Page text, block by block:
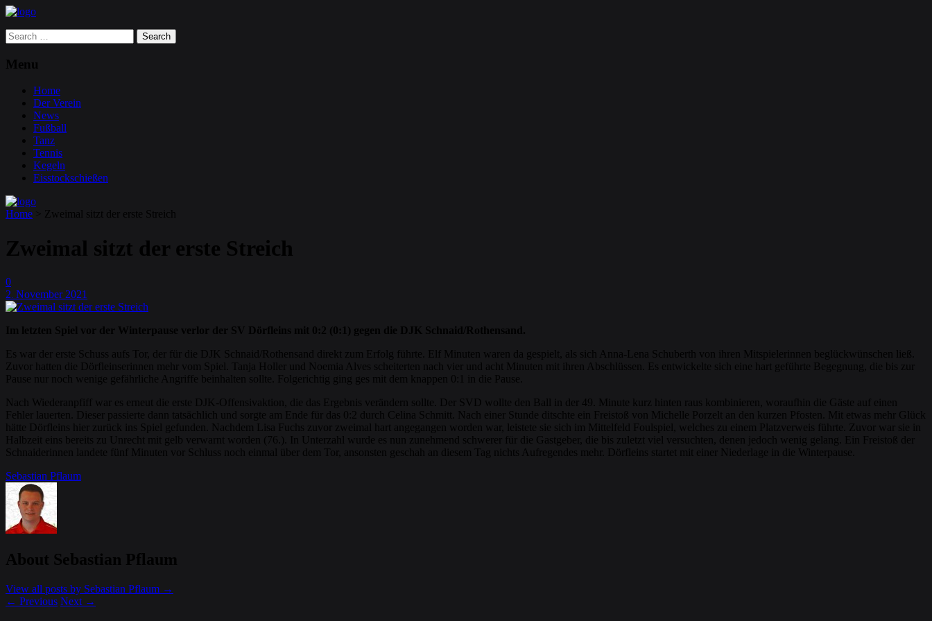
Search
for:
Menu
Home
Der Verein
News
Fußball
Tanz
Tennis
Kegeln
Eisstockschießen
Home Zweimal sitzt der erste Streich
Zweimal sitzt der erste Streich
0
2. November 2021
Im letzten Spiel vor der Winterpause verlor der SV Dörfleins mit 0:2 (0:1) gegen die DJK Schnaid/Rothensand.
Es war der erste Schuss aufs Tor, der für die DJK Schnaid/Rothensand direkt zum Erfolg führte. Elf Minuten waren da gespielt, als sich Anna-Lena Schuberth von ihren Mitspielerinnen beglückwünschen ließ.
Zuvor hatten die Dörfleinserinnen mehr vom Spiel. Tanja Holler und Noemia Alves scheiterten nach vier und acht Minuten mit ihren Abschlüssen. Es entwickelte sich eine hart geführte Begegnung, die bis zur
Pause nur noch wenige gefährliche Angriffe beinhalten sollte. Folgerichtig ging ges mit dem knappen 0:1 in die Pause.
Nach Wiederanpfiff war es erneut die erste DJK-Offensivaktion, die das Ergebnis verändern sollte. Der SVD wollte den Ball in der 49. Minute kurz hinten raus kombinieren, woraufhin die Gäste auf einen
Fehler lauerten. Dieser passierte dann tatsächlich und sorgte am Ende für das 0:2 durch Celina Schmitt. Nach einer Stunde ditschte ein Freistoß von Michelle Porzelt an den kurzen Pfosten. Mit etwas mehr Glück
hätte Dörfleins hier zurück ins Spiel gefunden. Nachdem Lisa Fuchs zuvor zweimal hart angegangen worden war, leistete sie sich im Mittelfeld Foulspiel, welches zu einem Platzverweis führte. Zuvor war sie in
Halbzeit eins bereits zu Unrecht mit gelb verwarnt worden (76.). In Unterzahl wurde es nun zunehmend schwerer für die Gastgeber, die bis zuletzt viel versuchten, denen jedoch wenig gelang. Ein Freistoß der
Schnaiderinnen landete fünf Minuten vor Schluss noch einmal über dem Tor, ansonsten geschah an diesem Tag nichts Aufregendes mehr. Dörfleins startet mit einer Niederlage in die Winterpause.
Sebastian Pflaum
About Sebastian Pflaum
View all posts by Sebastian Pflaum →
← Previous Next →